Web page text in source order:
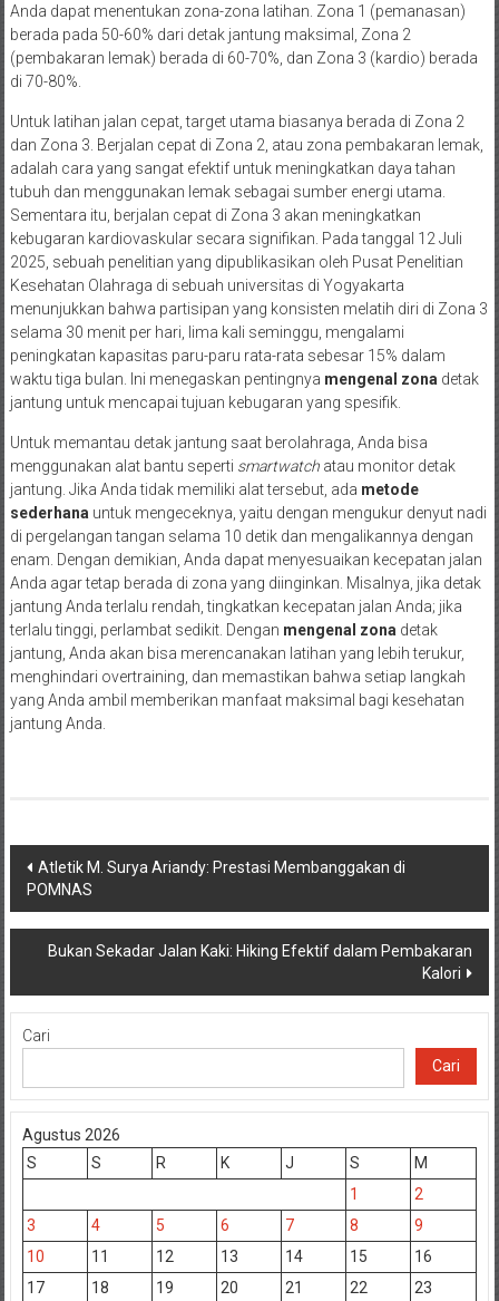
Anda dapat menentukan zona-zona latihan. Zona 1 (pemanasan)
berada pada 50-60% dari detak jantung maksimal, Zona 2
(pembakaran lemak) berada di 60-70%, dan Zona 3 (kardio) berada
di 70-80%.
Untuk latihan jalan cepat, target utama biasanya berada di Zona 2
dan Zona 3. Berjalan cepat di Zona 2, atau zona pembakaran lemak,
adalah cara yang sangat efektif untuk meningkatkan daya tahan
tubuh dan menggunakan lemak sebagai sumber energi utama.
Sementara itu, berjalan cepat di Zona 3 akan meningkatkan
kebugaran kardiovaskular secara signifikan. Pada tanggal 12 Juli
2025, sebuah penelitian yang dipublikasikan oleh Pusat Penelitian
Kesehatan Olahraga di sebuah universitas di Yogyakarta
menunjukkan bahwa partisipan yang konsisten melatih diri di Zona 3
selama 30 menit per hari, lima kali seminggu, mengalami
peningkatan kapasitas paru-paru rata-rata sebesar 15% dalam
waktu tiga bulan. Ini menegaskan pentingnya mengenal zona detak
jantung untuk mencapai tujuan kebugaran yang spesifik.
Untuk memantau detak jantung saat berolahraga, Anda bisa
menggunakan alat bantu seperti smartwatchatau monitor detak
jantung. Jika Anda tidak memiliki alat tersebut, ada metode
sederhana untuk mengeceknya, yaitu dengan mengukur denyut nadi
di pergelangan tangan selama 10 detik dan mengalikannya dengan
enam. Dengan demikian, Anda dapat menyesuaikan kecepatan jalan
Anda agar tetap berada di zona yang diinginkan. Misalnya, jika detak
jantung Anda terlalu rendah, tingkatkan kecepatan jalan Anda; jika
terlalu tinggi, perlambat sedikit. Dengan mengenal zona detak
jantung, Anda akan bisa merencanakan latihan yang lebih terukur,
menghindari overtraining, dan memastikan bahwa setiap langkah
yang Anda ambil memberikan manfaat maksimal bagi kesehatan
jantung Anda.
Navigasi
pos
Atletik M. Surya Ariandy: Prestasi Membanggakan di
POMNAS
Bukan Sekadar Jalan Kaki: Hiking Efektif dalam Pembakaran
Kalori
Cari
Cari
Agustus 2026
S
S R K J S
M
1
2
3
4 5 6 7 8
9
10
11 12 13 14 15
16
17
18 19 20 21 22
23